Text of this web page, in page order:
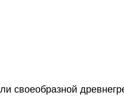
своеобразной